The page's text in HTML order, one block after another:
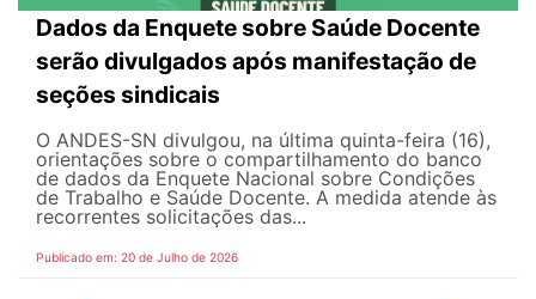
Dados da Enquete sobre Saúde Docente
serão divulgados após manifestação de
seções sindicais
O ANDES-SN divulgou, na última quinta-feira (16),
orientações sobre o compartilhamento do banco
de dados da Enquete Nacional sobre Condições
de Trabalho e Saúde Docente. A medida atende às
recorrentes solicitações das...
Publicado em: 20 de Julho de 2026